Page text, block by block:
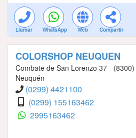
Llamar WhatsApp Web Compartir
COLORSHOP NEUQUEN
Combate de San Lorenzo 37 - (8300)
Neuquén
(0299) 4421100
(0299) 155163462
2995163462